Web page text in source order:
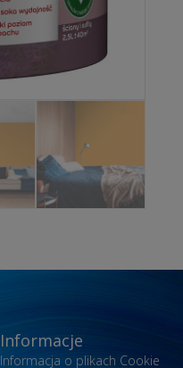
Informacje
Informacja o plikach Cookie